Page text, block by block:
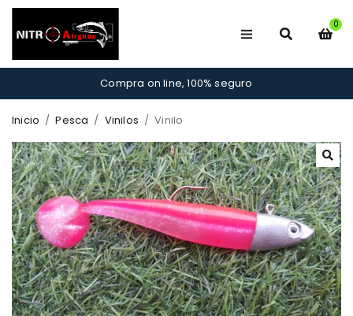
0
Compra on line, 100% seguro
Inicio / Pesca / Vinilos / Vinilo